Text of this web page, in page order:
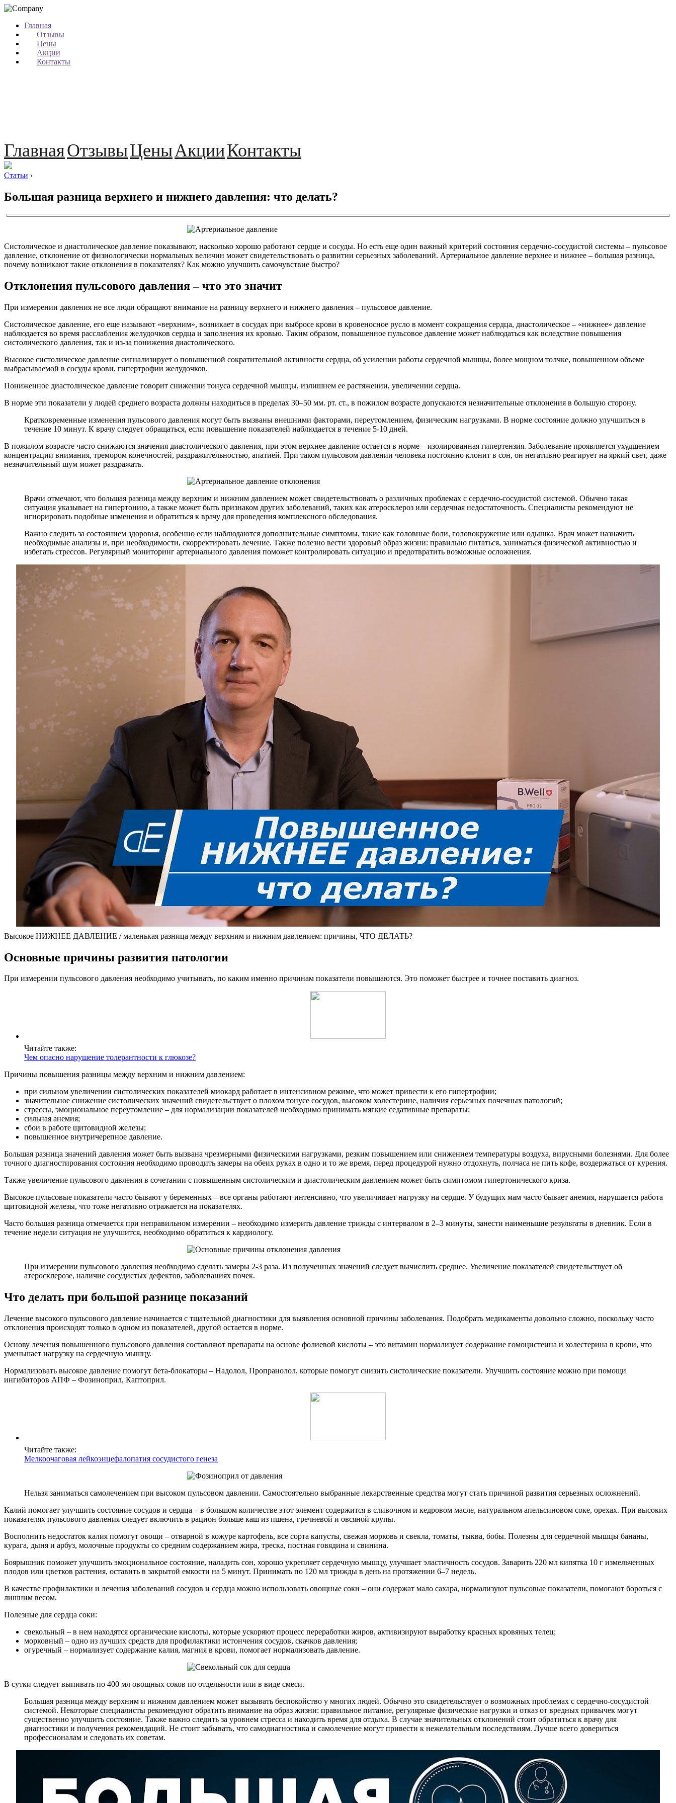
Главная
Отзывы
Цены
Акции
Контакты
ГлавнаяОтзывыЦеныАкцииКонтакты
Статьи ›
Большая разница верхнего и нижнего давления: что делать?
Систолическое и диастолическое давление показывают, насколько хорошо работают сердце и сосуды. Но есть еще один важный критерий состояния сердечно-сосудистой системы – пульсовое
давление, отклонение от физиологически нормальных величин может свидетельствовать о развитии серьезных заболеваний. Артериальное давление верхнее и нижнее – большая разница,
почему возникают такие отклонения в показателях? Как можно улучшить самочувствие быстро?
Отклонения пульсового давления – что это значит
При измерении давления не все люди обращают внимание на разницу верхнего и нижнего давления – пульсовое давление.
Систолическое давление, его еще называют «верхним», возникает в сосудах при выбросе крови в кровеносное русло в момент сокращения сердца, диастолическое – «нижнее» давление
наблюдается во время расслабления желудочков сердца и заполнения их кровью. Таким образом, повышенное пульсовое давление может наблюдаться как вследствие повышения
систолического давления, так и из-за понижения диастолического.
Высокое систолическое давление сигнализирует о повышенной сократительной активности сердца, об усилении работы сердечной мышцы, более мощном толчке, повышенном объеме
выбрасываемой в сосуды крови, гипертрофии желудочков.
Пониженное диастолическое давление говорит снижении тонуса сердечной мышцы, излишнем ее растяжении, увеличении сердца.
В норме эти показатели у людей среднего возраста должны находиться в пределах 30–50 мм. рт. ст., в пожилом возрасте допускаются незначительные отклонения в большую сторону.
Кратковременные изменения пульсового давления могут быть вызваны внешними факторами, переутомлением, физическим нагрузками. В норме состояние должно улучшиться в
течение 10 минут. К врачу следует обращаться, если повышение показателей наблюдается в течение 5-10 дней.
В пожилом возрасте часто снижаются значения диастолического давления, при этом верхнее давление остается в норме – изолированная гипертензия. Заболевание проявляется ухудшением
концентрации внимания, тремором конечностей, раздражительностью, апатией. При таком пульсовом давлении человека постоянно клонит в сон, он негативно реагирует на яркий свет, даже
незначительный шум может раздражать.
Врачи отмечают, что большая разница между верхним и нижним давлением может свидетельствовать о различных проблемах с сердечно-сосудистой системой. Обычно такая
ситуация указывает на гипертонию, а также может быть признаком других заболеваний, таких как атеросклероз или сердечная недостаточность. Специалисты рекомендуют не
игнорировать подобные изменения и обратиться к врачу для проведения комплексного обследования.
Важно следить за состоянием здоровья, особенно если наблюдаются дополнительные симптомы, такие как головные боли, головокружение или одышка. Врач может назначить
необходимые анализы и, при необходимости, скорректировать лечение. Также полезно вести здоровый образ жизни: правильно питаться, заниматься физической активностью и
избегать стрессов. Регулярный мониторинг артериального давления поможет контролировать ситуацию и предотвратить возможные осложнения.
Высокое НИЖНЕЕ ДАВЛЕНИЕ / маленькая разница между верхним и нижним давлением: причины, ЧТО ДЕЛАТЬ?
Основные причины развития патологии
При измерении пульсового давления необходимо учитывать, по каким именно причинам показатели повышаются. Это поможет быстрее и точнее поставить диагноз.
Читайте также:
Чем опасно нарушение толерантности к глюкозе?
Причины повышения разницы между верхним и нижним давлением:
при сильном увеличении систолических показателей миокард работает в интенсивном режиме, что может привести к его гипертрофии;
значительное снижение систолических значений свидетельствует о плохом тонусе сосудов, высоком холестерине, наличия серьезных почечных патологий;
стрессы, эмоциональное переутомление – для нормализации показателей необходимо принимать мягкие седативные препараты;
сильная анемия;
сбои в работе щитовидной железы;
повышенное внутричерепное давление.
Большая разница значений давления может быть вызвана чрезмерными физическими нагрузками, резким повышением или снижением температуры воздуха, вирусными болезнями. Для более
точного диагностирования состояния необходимо проводить замеры на обеих руках в одно и то же время, перед процедурой нужно отдохнуть, полчаса не пить кофе, воздержаться от курения.
Также увеличение пульсового давления в сочетании с повышенным систолическим и диастолическим давлением может быть симптомом гипертонического криза.
Высокое пульсовые показатели часто бывают у беременных – все органы работают интенсивно, что увеличивает нагрузку на сердце. У будущих мам часто бывает анемия, нарушается работа
щитовидной железы, что тоже негативно отражается на показателях.
Часто большая разница отмечается при неправильном измерении – необходимо измерить давление трижды с интервалом в 2–3 минуты, занести наименьшие результаты в дневник. Если в
течение недели ситуация не улучшится, необходимо обратиться к кардиологу.
При измерении пульсового давления необходимо сделать замеры 2-3 раза. Из полученных значений следует вычислить среднее. Увеличение показателей свидетельствует об
атеросклерозе, наличие сосудистых дефектов, заболеваниях почек.
Что делать при большой разнице показаний
Лечение высокого пульсового давление начинается с тщательной диагностики для выявления основной причины заболевания. Подобрать медикаменты довольно сложно, поскольку часто
отклонения происходят только в одном из показателей, другой остается в норме.
Основу лечения повышенного пульсового давления составляют препараты на основе фолиевой кислоты – это витамин нормализует содержание гомоцистеина и холестерина в крови, что
уменьшает нагрузку на сердечную мышцу.
Нормализовать высокое давление помогут бета-блокаторы – Надолол, Пропранолол, которые помогут снизить систолические показатели. Улучшить состояние можно при помощи
ингибиторов АПФ – Фозиноприл, Каптоприл.
Читайте также:
Мелкоочаговая лейкоэнцефалопатия сосудистого генеза
Нельзя заниматься самолечением при высоком пульсовом давлении. Самостоятельно выбранные лекарственные средства могут стать причиной развития серьезных осложнений.
Калий помогает улучшить состояние сосудов и сердца – в большом количестве этот элемент содержится в сливочном и кедровом масле, натуральном апельсиновом соке, орехах. При высоких
показателях пульсового давления следует включить в рацион больше каш из пшена, гречневой и овсяной крупы.
Восполнить недостаток калия помогут овощи – отварной в кожуре картофель, все сорта капусты, свежая морковь и свекла, томаты, тыква, бобы. Полезны для сердечной мышцы бананы,
курага, дыня и арбуз, молочные продукты со средним содержанием жира, треска, постная говядина и свинина.
Боярышник поможет улучшить эмоциональное состояние, наладить сон, хорошо укрепляет сердечную мышцу, улучшает эластичность сосудов. Заварить 220 мл кипятка 10 г измельченных
плодов или цветков растения, оставить в закрытой емкости на 5 минут. Принимать по 120 мл трижды в день на протяжении 6–7 недель.
В качестве профилактики и лечения заболеваний сосудов и сердца можно использовать овощные соки – они содержат мало сахара, нормализуют пульсовые показатели, помогают бороться с
лишним весом.
Полезные для сердца соки:
свекольный – в нем находятся органические кислоты, которые ускоряют процесс переработки жиров, активизируют выработку красных кровяных телец;
морковный – одно из лучших средств для профилактики истончения сосудов, скачков давления;
огуречный – нормализует содержание калия, магния в крови, помогает нормализовать давление.
В сутки следует выпивать по 400 мл овощных соков по отдельности или в виде смеси.
Большая разница между верхним и нижним давлением может вызывать беспокойство у многих людей. Обычно это свидетельствует о возможных проблемах с сердечно-сосудистой
системой. Некоторые специалисты рекомендуют обратить внимание на образ жизни: правильное питание, регулярные физические нагрузки и отказ от вредных привычек могут
существенно улучшить состояние. Также важно следить за уровнем стресса и находить время для отдыха. В случае значительных отклонений стоит обратиться к врачу для
диагностики и получения рекомендаций. Не стоит забывать, что самодиагностика и самолечение могут привести к нежелательным последствиям. Лучше всего довериться
профессионалам и следовать их советам.